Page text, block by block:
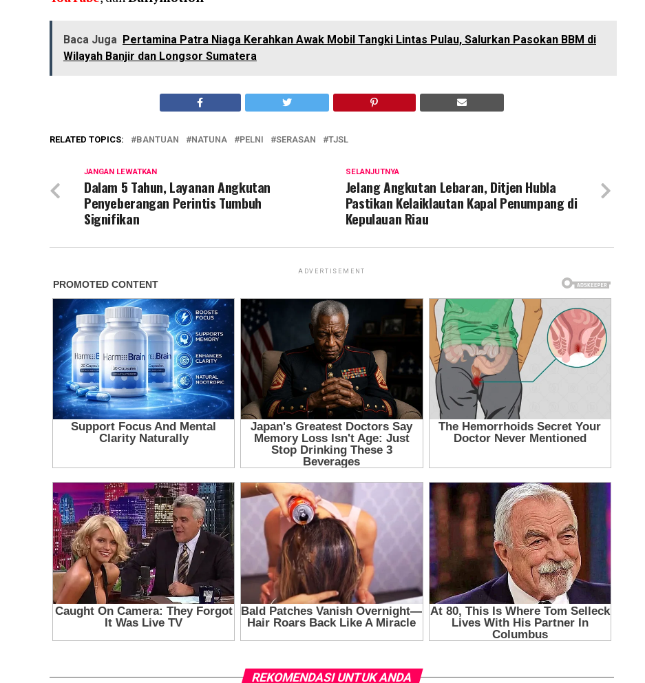
Baca Juga Pertamina Patra Niaga Kerahkan Awak Mobil Tangki Lintas Pulau, Salurkan Pasokan BBM di
Wilayah Banjir dan Longsor Sumatera
RELATED TOPICS: BANTUAN NATUNA PELNI SERASAN TJSL
SELANJUTNYA
Jelang Angkutan Lebaran, Ditjen Hubla
Pastikan Kelaiklautan Kapal Penumpang di
Kepulauan Riau
JANGAN LEWATKAN
Dalam 5 Tahun, Layanan Angkutan
Penyeberangan Perintis Tumbuh
Signifikan
ADVERTISEMENT
REKOMENDASI UNTUK ANDA